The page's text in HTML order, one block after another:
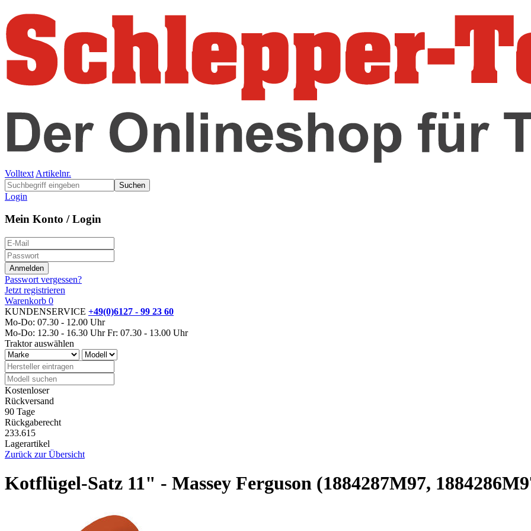
Volltext Artikelnr.
Suchen
Login
Mein Konto / Login
Passwort vergessen?
Jetzt registrieren
Warenkorb 0
KUNDENSERVICE +49(0)6127 - 99 23 60
Mo-Do: 07.30 - 12.00 Uhr
Mo-Do: 12.30 - 16.30 Uhr Fr: 07.30 - 13.00 Uhr
Traktor auswählen
Kostenloser
Rückversand
90 Tage
Rückgaberecht
233.615
Lagerartikel
Zurück zur Übersicht
Kotflügel-Satz 11" - Massey Ferguson (1884287M97,